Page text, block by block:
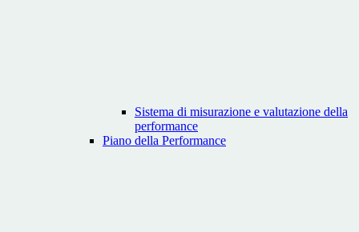
Sistema di misurazione e valutazione della
performance
Piano della Performance